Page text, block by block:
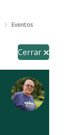
Eventos
Cerrar